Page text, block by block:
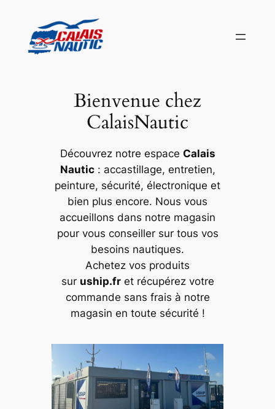
contenu
Bienvenue chez
CalaisNautic
Découvrez notre espace Calais
Nautic: accastillage, entretien,
peinture, sécurité, électronique et
bien plus encore. Nous vous
accueillons dans notre magasin
pour vous conseiller sur tous vos
besoins nautiques.
Achetez vos produits
sur uship.fret récupérez votre
commande sans frais à notre
magasin en toute sécurité !